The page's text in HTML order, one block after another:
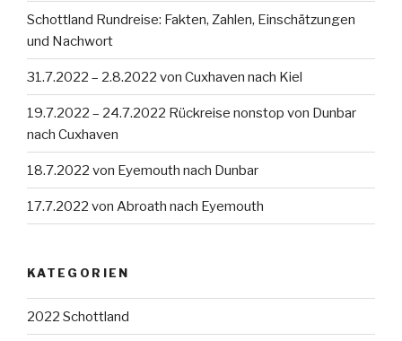
Schottland Rundreise: Fakten, Zahlen, Einschätzungen
und Nachwort
31.7.2022 – 2.8.2022 von Cuxhaven nach Kiel
19.7.2022 – 24.7.2022 Rückreise nonstop von Dunbar
nach Cuxhaven
18.7.2022 von Eyemouth nach Dunbar
17.7.2022 von Abroath nach Eyemouth
KATEGORIEN
2022 Schottland